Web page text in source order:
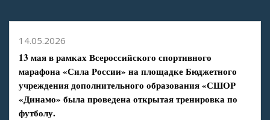
14.05.2026
13 мая в рамках Всероссийского спортивного
марафона «Сила России» на площадке Бюджетного
учреждения дополнительного образования «СШОР
«Динамо» была проведена открытая тренировка по
футболу.